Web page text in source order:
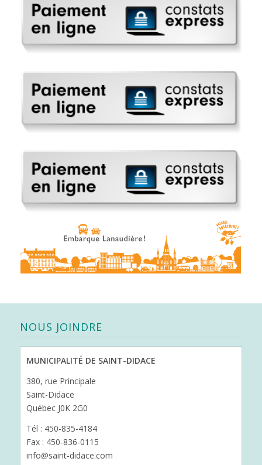
NOUS JOINDRE
MUNICIPALITÉ DE SAINT-DIDACE
380, rue Principale
Saint-Didace
Québec J0K 2G0
Tél : 450-835-4184
Fax : 450-836-0115
info@saint-didace.com